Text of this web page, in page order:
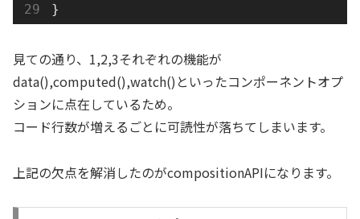
}
見ての通り、1,2,3それぞれの機能が
data(),computed(),watch()といったコンポーネントオプ
ションに点在しているため。
コード行数が増えるごとに可読性が落ちてしまいます。
上記の欠点を解消したのがcompositionAPIになります。